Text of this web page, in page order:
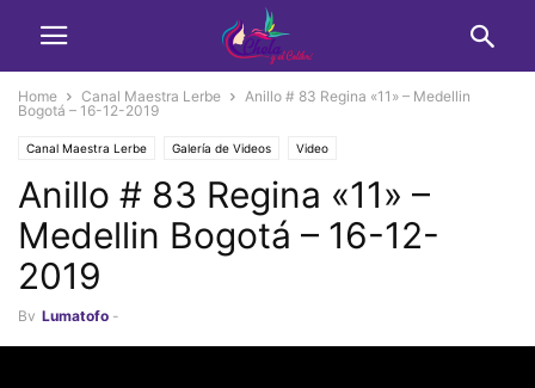
Home Canal Maestra Lerbe
Anillo # 83 Regina «11» – Medellin
Bogotá – 16-12-2019
Canal Maestra Lerbe Galería de Videos Video
Anillo # 83 Regina «11» –
Medellin Bogotá – 16-12-
2019
By Lumatofo -